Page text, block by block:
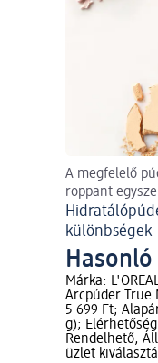
A megfelelő
roppant
különbségek
Márka:
Arcpúder True
5 699 Ft;
g);
Rendelhető,
üzlet